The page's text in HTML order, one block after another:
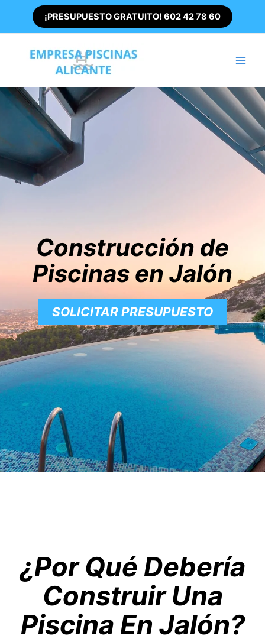
contenido
¡PRESUPUESTO GRATUITO! 602 42 78 60
Construcción de
Piscinas en Jalón
SOLICITAR PRESUPUESTO
¿Por Qué Debería
Construir Una
Piscina En Jalón?